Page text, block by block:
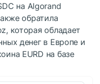
на Algorand
обратила
которая обладает
денег в Европе и
EURD на базе